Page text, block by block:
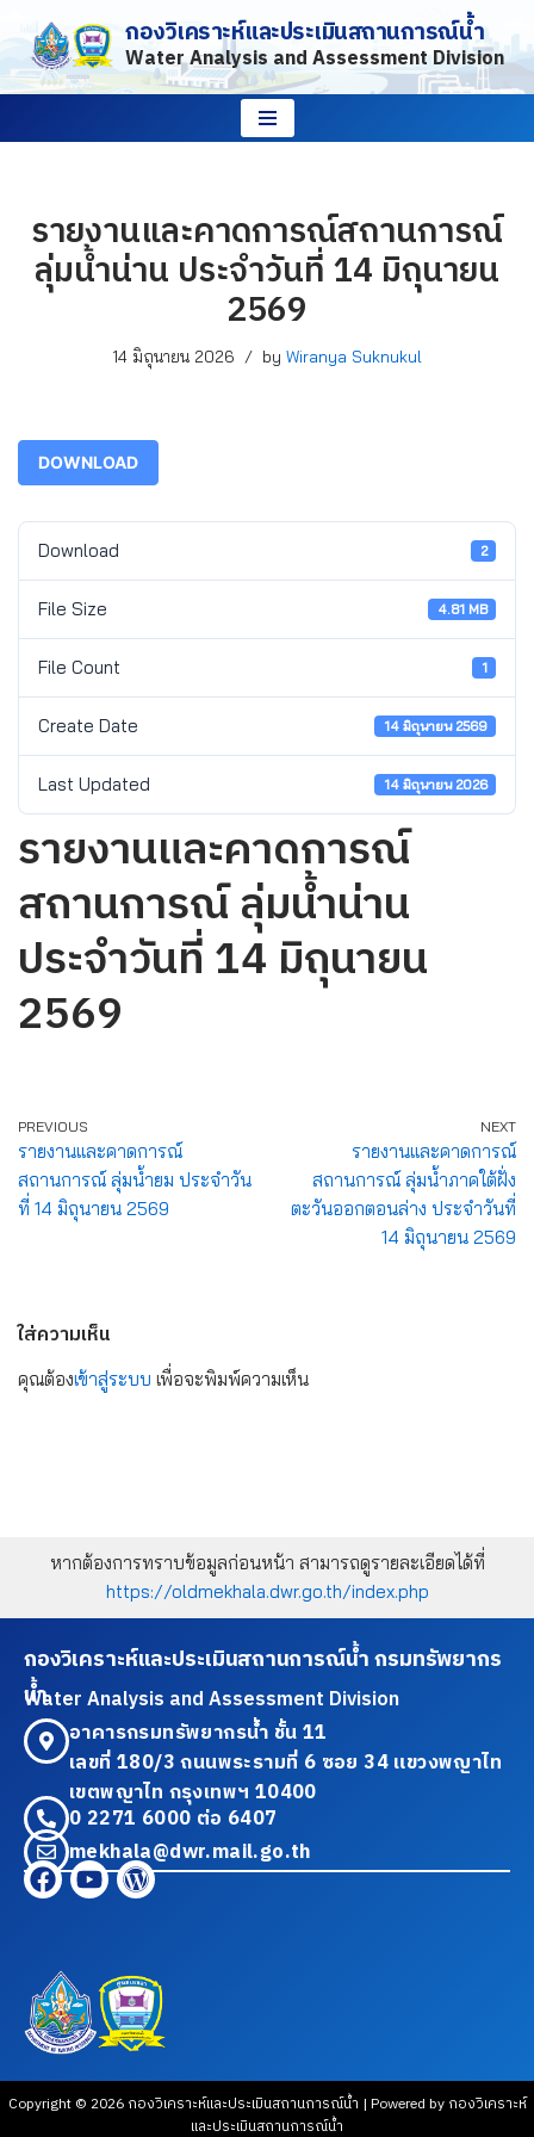
Skip
to
กองวิเคราะห์และประเมินสถานการณ์น้ำ
Water Analysis and Assessment Division
รายงานและคาดการณ์สถานการณ์
ลุ่มน้ำน่าน ประจำวันที่ 14 มิถุนายน
2569
14 มิถุนายน 2026 by Wiranya Suknukul
DOWNLOAD
Download 2
File Size 4.81 MB
File Count 1
Create Date 14 มิถุนายน 2569
Last Updated 14 มิถุนายน 2026
รายงานและคาดการณ์
สถานการณ์ ลุ่มน้ำน่าน
ประจำวันที่ 14 มิถุนายน
2569
PREVIOUS
รายงานและคาดการณ์
สถานการณ์ ลุ่มน้ำยม ประจำวัน
ที่ 14 มิถุนายน 2569
NEXT
รายงานและคาดการณ์
สถานการณ์ ลุ่มน้ำภาคใต้ฝั่ง
ตะวันออกตอนล่าง ประจำวันที่
14 มิถุนายน 2569
ใส่ความเห็น
คุณต้องเข้าสู่ระบบ เพื่อจะพิมพ์ความเห็น
หากต้องการทราบข้อมูลก่อนหน้า สามารถดูรายละเอียดได้ที่
https://oldmekhala.dwr.go.th/index.php
กองวิเคราะห์และประเมินสถานการณ์น้ำ กรมทรัพยากร
น้ำ
Water Analysis and Assessment Division
อาคารกรมทรัพยากรน้ำ ชั้น 11
เลขที่ 180/3 ถนนพระรามที่ 6 ซอย 34 แขวงพญาไท
เขตพญาไท กรุงเทพฯ 10400
0 2271 6000 ต่อ 6407
mekhala@dwr.mail.go.th
Copyright © 2026 กองวิเคราะห์และประเมินสถานการณ์น้ำ | Powered by กองวิเคราะห์
และประเมินสถานการณ์น้ำ